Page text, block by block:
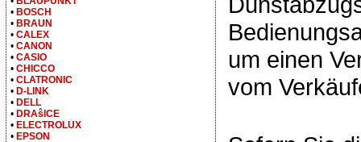
um einen
vom
• BOSCH
• BRAUN
• CALEX
• CANON
• CASIO
• CHICCO
• CLATRONIC
• D-LINK
• DELL
• DRAŝICE
• ELECTROLUX
• EPSON